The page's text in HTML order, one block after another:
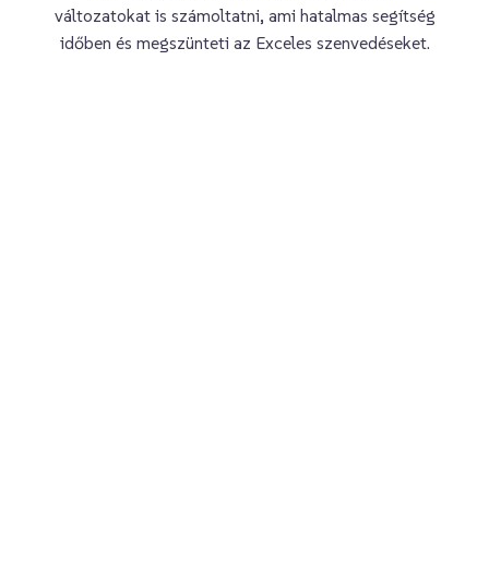
változatokat is számoltatni, ami hatalmas segítség
időben és megszünteti az Exceles szenvedéseket.